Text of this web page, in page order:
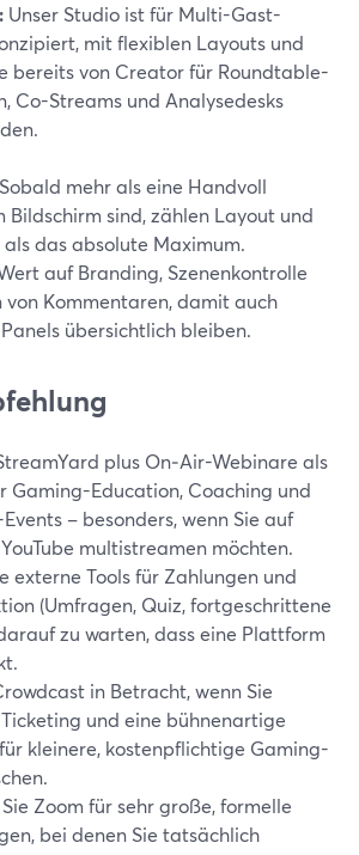
Unser Studio ist für Multi-Gast-
mit flexiblen Layouts und
bereits von Creator für Roundtable-
Co-Streams und Analysedesks
mehr als eine Handvoll
Bildschirm sind, zählen Layout und
das absolute Maximum.
auf Branding, Szenenkontrolle
von Kommentaren, damit auch
übersichtlich bleiben.
plus On‑Air-Webinare als
Gaming-Education, Coaching und
– besonders, wenn Sie auf
multistreamen möchten.
externe Tools für Zahlungen und
(Umfragen, Quiz, fortgeschrittene
zu warten, dass eine Plattform
in Betracht, wenn Sie
und eine bühnenartige
kleinere, kostenpflichtige Gaming-
Zoom für sehr große, formelle
bei denen Sie tatsächlich